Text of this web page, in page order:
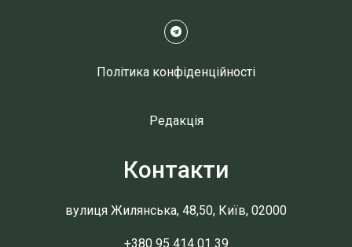
Політика конфіденційності
Редакція
Контакти
вулиця Жилянська, 48,50, Київ, 02000
+380 95 414 01 39